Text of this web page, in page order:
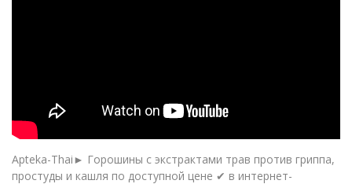
Apteka-Thai► Горошины с экстрактами трав против гриппа,
простуды и кашля по доступной цене ✔ в интернет-